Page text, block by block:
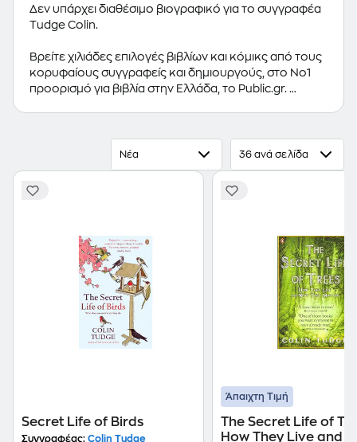
Δεν υπάρχει διαθέσιμο βιογραφικό για το συγγραφέα
Tudge Colin.
Βρείτε χιλιάδες επιλογές βιβλίων και κόμικς από τους
κορυφαίους συγγραφείς και δημιουργούς, στο Νο1
προορισμό για βιβλία στην Ελλάδα, το Public.gr.
Ξενόγλωσσα Βιβλία,Κόμικς
Νέα 36 ανά σελίδα
Secret Life of Birds
Συγγραφέας: Colin Tudge
Άπαιχτη Τιμή
The Secret Life of
How They Live and